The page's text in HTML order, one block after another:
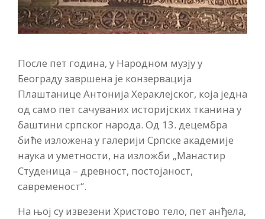
После пет година, у Народном музју у
Београду завршена је конзервација
Плаштанице Антонија Хераклејског, која једна
од само пет сачуваних историјских тканина у
баштини српског народа. Од 13. децембра
биће изложена у галерији Српске академије
наука и уметности, на изложби „Манастир
Студеница – древност, постојаност,
савременост“.
На њој су извезени Христово тело, пет анђела,